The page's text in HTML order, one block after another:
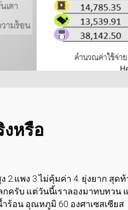
EXECUTIVE INTERVIEW
หรือ
2.แพง 3.ไม่คุ้มค่า 4. ยุ่งยาก สุดท้
ครับ แต่วันนี้เราลองมาทบทวน
ร้อน อุณหภูมิ 60 องศาเซสเซียส